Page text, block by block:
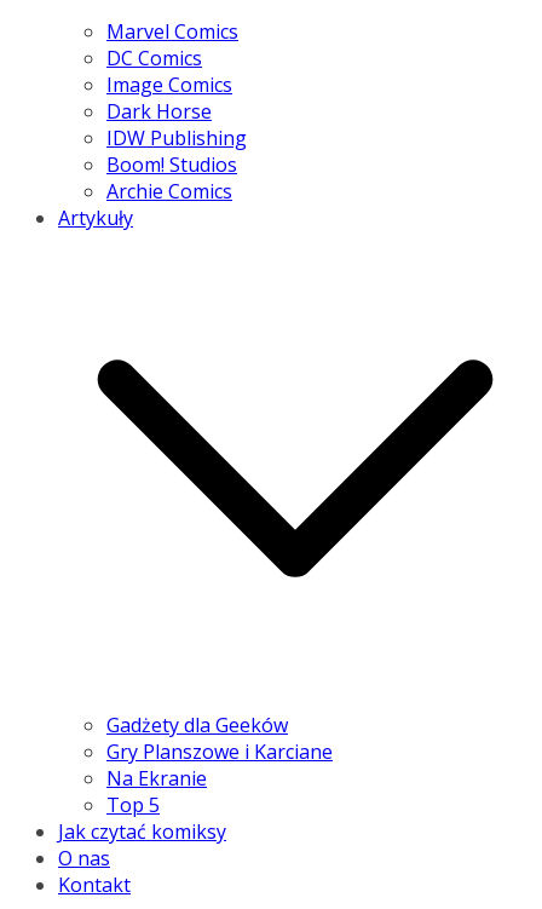
Marvel Comics
DC Comics
Image Comics
Dark Horse
IDW Publishing
Boom! Studios
Archie Comics
Artykuły
Gadżety dla Geeków
Gry Planszowe i Karciane
Na Ekranie
Top 5
Jak czytać komiksy
O nas
Kontakt